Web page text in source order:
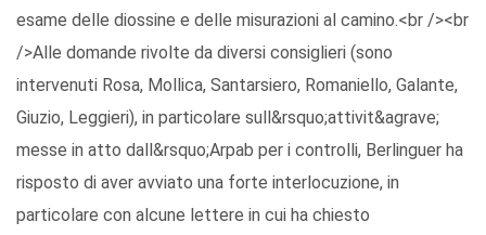
esame delle diossine e delle misurazioni al camino.<br /><br
/>Alle domande rivolte da diversi consiglieri (sono
intervenuti Rosa, Mollica, Santarsiero, Romaniello, Galante,
Giuzio, Leggieri), in particolare sull&rsquo;attivit&agrave;
messe in atto dall&rsquo;Arpab per i controlli, Berlinguer ha
risposto di aver avviato una forte interlocuzione, in
particolare con alcune lettere in cui ha chiesto